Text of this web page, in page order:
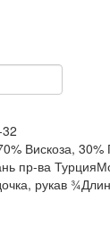
Вискоза,
пр-ва
рукав